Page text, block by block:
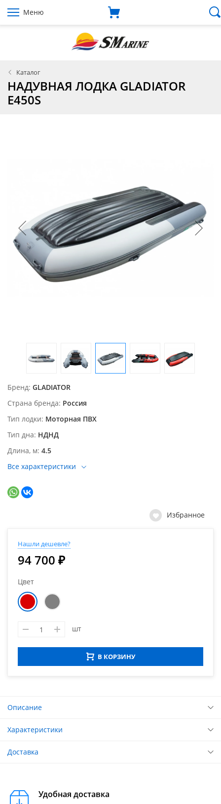
Меню
Каталог
НАДУВНАЯ ЛОДКА GLADIATOR
E450S
Бренд GLADIATOR
Страна бренда Россия
Тип лодки Моторная ПВХ
Тип дна НДНД
Длина, м 4.5
Все характеристики
Избранное
Нашли дешевле?
94 700 ₽
Цвет
шт
В КОРЗИНУ
Описание
Характеристики
Доставка
Удобная доставка